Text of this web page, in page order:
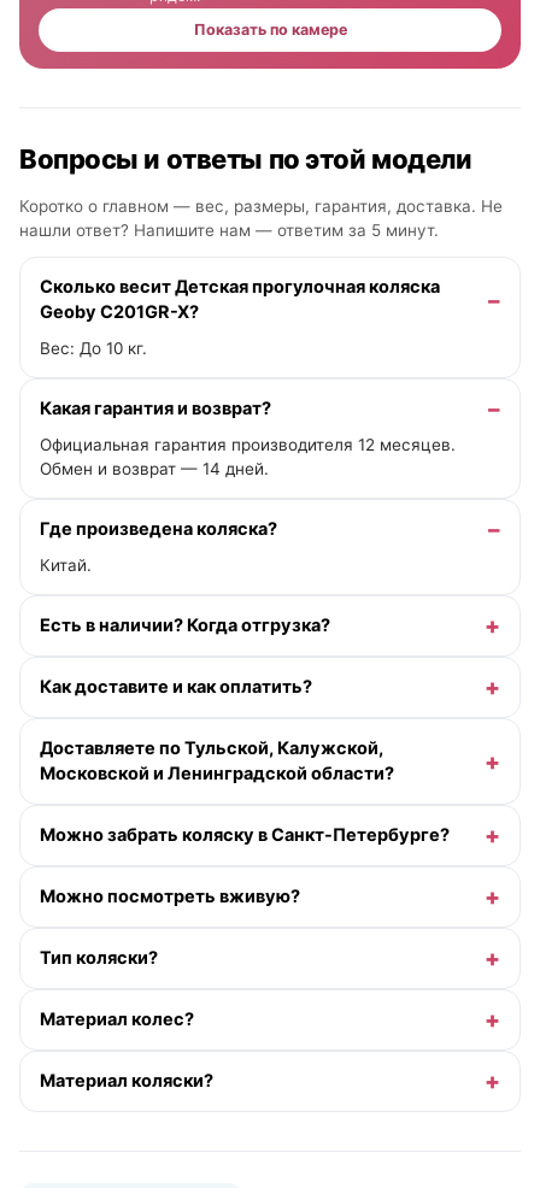
Показать по камере
Вопросы и ответы по этой модели
Коротко о главном — вес, размеры, гарантия, доставка. Не
нашли ответ? Напишите нам — ответим за 5 минут.
Сколько весит Детская прогулочная коляска
Geoby C201GR-X?
Вес: До 10 кг.
Какая гарантия и возврат?
Официальная гарантия производителя 12 месяцев.
Обмен и возврат — 14 дней.
Где произведена коляска?
Китай.
Есть в наличии? Когда отгрузка?
Как доставите и как оплатить?
Доставляете по Тульской, Калужской,
Московской и Ленинградской области?
Можно забрать коляску в Санкт-Петербурге?
Можно посмотреть вживую?
Тип коляски?
Материал колес?
Материал коляски?